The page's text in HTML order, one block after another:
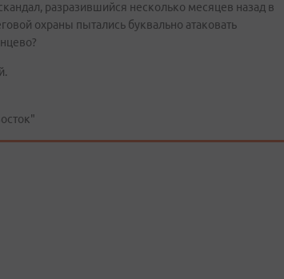
разразившийся несколько месяцев назад в
охраны пытались буквально атаковать